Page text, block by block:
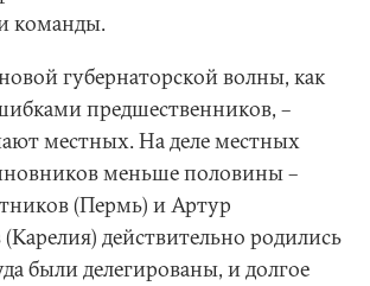
команды.
губернаторской волны, как
предшественников, –
местных. На деле местных
меньше половины –
(Пермь) и Артур
действительно родились
были делегированы, и долгое